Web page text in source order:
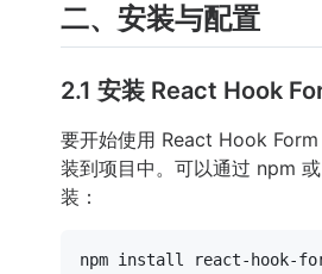
二、安装与配置
2.1 安装 React Hook
要开始使用 React Hook
装到项目中。可以通过 npm
装：